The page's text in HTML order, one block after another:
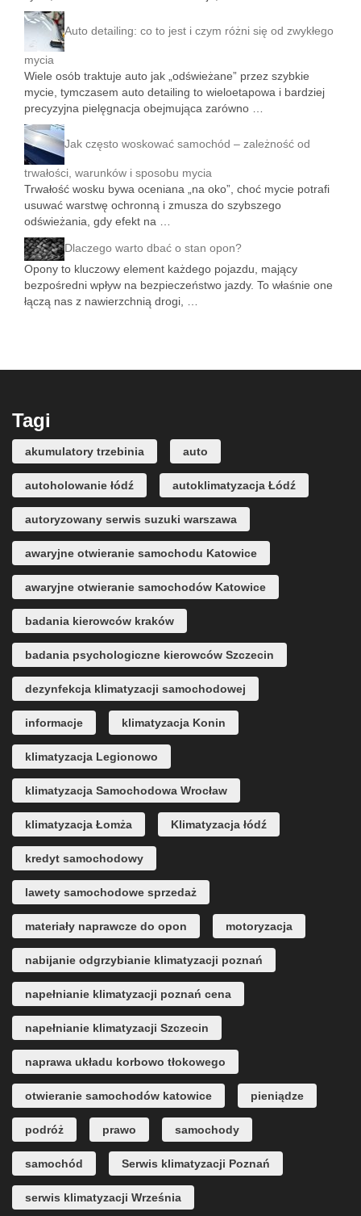
Auto detailing: co to jest i czym różni się od zwykłego
mycia
Wiele osób traktuje auto jak „odświeżane” przez szybkie
mycie, tymczasem auto detailing to wieloetapowa i bardziej
precyzyjna pielęgnacja obejmująca zarówno …
Jak często woskować samochód – zależność od
trwałości, warunków i sposobu mycia
Trwałość wosku bywa oceniana „na oko”, choć mycie potrafi
usuwać warstwę ochronną i zmusza do szybszego
odświeżania, gdy efekt na …
Dlaczego warto dbać o stan opon?
Opony to kluczowy element każdego pojazdu, mający
bezpośredni wpływ na bezpieczeństwo jazdy. To właśnie one
łączą nas z nawierzchnią drogi, …
Tagi
akumulatory trzebinia auto
autoholowanie łódź autoklimatyzacja Łódź
autoryzowany serwis suzuki warszawa
awaryjne otwieranie samochodu Katowice
awaryjne otwieranie samochodów Katowice
badania kierowców kraków
badania psychologiczne kierowców Szczecin
dezynfekcja klimatyzacji samochodowej
informacje klimatyzacja Konin
klimatyzacja Legionowo
klimatyzacja Samochodowa Wrocław
klimatyzacja Łomża Klimatyzacja łódź
kredyt samochodowy
lawety samochodowe sprzedaż
materiały naprawcze do opon motoryzacja
nabijanie odgrzybianie klimatyzacji poznań
napełnianie klimatyzacji poznań cena
napełnianie klimatyzacji Szczecin
naprawa układu korbowo tłokowego
otwieranie samochodów katowice pieniądze
podróż prawo samochody
samochód Serwis klimatyzacji Poznań
serwis klimatyzacji Września